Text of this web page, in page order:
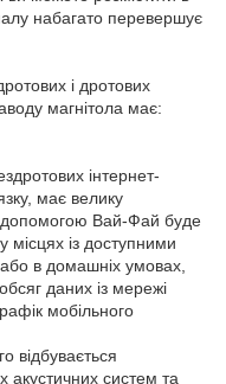
набагато перевершує
і дротових
магнітола має:
інтернет-
має велику
допомогою Вай-Фай буде
місцях із доступними
в домашніх умовах,
даних із мережі
мобільного
відбувається
акустичних систем та